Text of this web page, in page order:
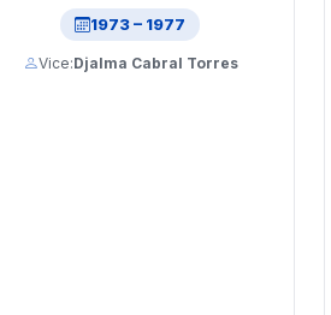
1973 – 1977
Vice:Djalma Cabral Torres